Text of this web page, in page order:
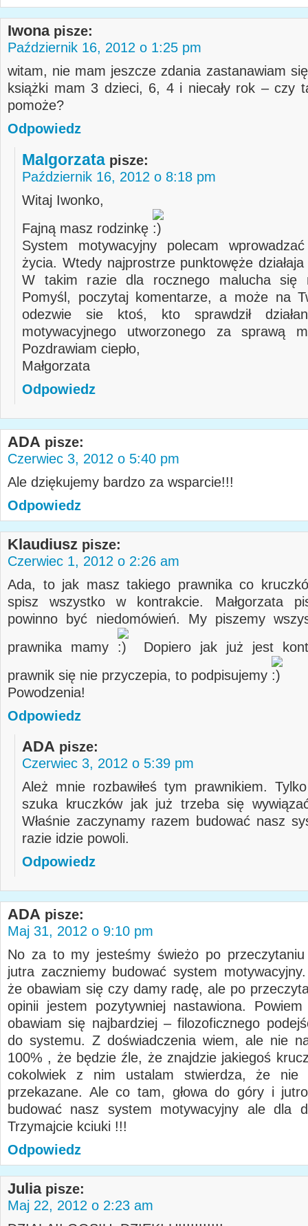
Iwona pisze:
Październik 16, 2012 o 1:25 pm
witam, nie mam jeszcze zdania zastanawiam
książki mam 3 dzieci, 6, 4 i niecały rok – czy
pomoże?
Odpowiedz
Malgorzata pisze:
Październik 16, 2012 o 8:18 pm
Witaj Iwonko,
Fajną masz rodzinkę
System motywacyjny polecam
życia. Wtedy najprostrze punktowęże działaja
W takim razie dla rocznego malucha się
Pomyśl, poczytaj komentarze, a może na
odezwie sie ktoś, kto sprawdził
motywacyjnego utworzonego za sprawą
Pozdrawiam ciepło,
Małgorzata
Odpowiedz
ADA pisze:
Czerwiec 3, 2012 o 5:40 pm
Ale dziękujemy bardzo za wsparcie!!!
Odpowiedz
Klaudiusz pisze:
Czerwiec 1, 2012 o 2:26 am
Ada, to jak masz takiego prawnika co
spisz wszystko w kontrakcie. Małgorzata
powinno być niedomówień. My piszemy
prawnika mamy
Dopiero jak już jest
prawnik się nie przyczepia, to podpisujemy
Powodzenia!
Odpowiedz
ADA pisze:
Czerwiec 3, 2012 o 5:39 pm
Ależ mnie rozbawiłeś tym prawnikiem.
szuka kruczków jak już trzeba się
Właśnie zaczynamy razem budować nasz
razie idzie powoli.
Odpowiedz
ADA pisze:
Maj 31, 2012 o 9:10 pm
No za to my jesteśmy świeżo po
jutra zaczniemy budować system
że obawiam się czy damy radę, ale po
opinii jestem pozytywniej nastawiona.
obawiam się najbardziej – filozoficznego
do systemu. Z doświadczenia wiem, ale nie
100% , że będzie źle, że znajdzie jakiegoś
cokolwiek z nim ustalam stwierdza, że nie
przekazane. Ale co tam, głowa do góry i
budować nasz system motywacyjny ale dla
Trzymajcie kciuki !!!
Odpowiedz
Julia pisze:
Maj 22, 2012 o 2:23 am